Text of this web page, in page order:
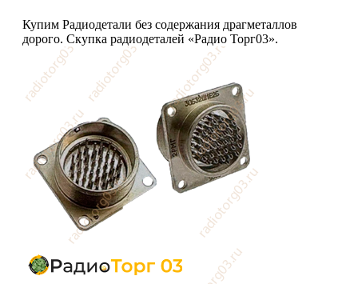
Купим Радиодетали без содержания драгметаллов
дорого. Скупка радиодеталей «Радио Торг03».